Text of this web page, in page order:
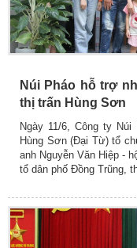
Núi Pháo hỗ trợ
thị trấn Hùng Sơn
Ngày 11/6, Công ty
Hùng Sơn (Đại Từ) tổ
anh Nguyễn Văn Hiệp -
tổ dân phố Đồng Trũng,